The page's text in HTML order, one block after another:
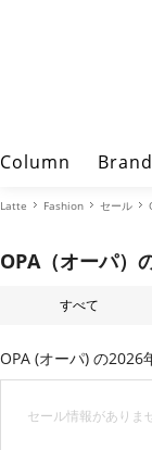
Column Brand
Latte Fashion セール
OPA（オーパ）
すべて
OPA (オーパ) の2026
セール情報がありま